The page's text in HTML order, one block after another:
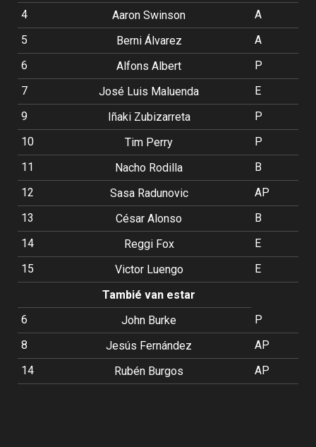
4
Aaron Swinson
A
5
Berni Álvarez
A
6
Alfons Albert
P
7
José Luis Maluenda
E
9
Iñaki Zubizarreta
P
10
Tim Perry
P
11
Nacho Rodilla
B
12
Sasa Radunovic
AP
13
César Alonso
B
14
Reggi Fox
E
15
Victor Luengo
E
Tambié van estar
6
John Burke
P
8
Jesús Fernández
AP
14
Rubén Burgos AP